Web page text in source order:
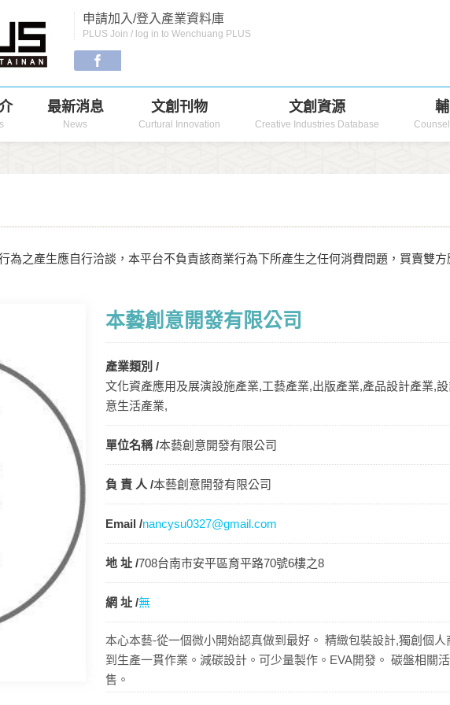
最新消息
News
文創刊物
Curtural Innovation
文創資源
Creative Industries Database
申請加入/登入產業資料庫
PLUS Join / log in to Wenchuang PLUS
為之產生應自行洽談，本平台不負責該商業行為下所產生之任何消費問題，買賣雙
本藝創意開發有限公司
產業類別 /
文化資產應用及展演設施產業,工藝產業,出版產業,產品設計產業,
意生活產業,
單位名稱 /本藝創意開發有限公司
負 責 人 /本藝創意開發有限公司
Email /nancysu0327@gmail.com
地 址 /708台南市安平區育平路70號6樓之8
網 址 /無
本心本藝-從一個微小開始認真做到最好。 精緻包裝設計,獨創個
到生產一貫作業。減碳設計。可少量製作。EVA開發。 碳盤相關
售。